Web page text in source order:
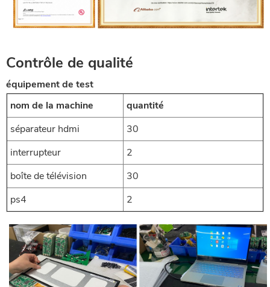
Contrôle de qualité
équipement de test
nom de la machine
quantité
séparateur hdmi
30
interrupteur
2
boîte de télévision
30
ps4
2